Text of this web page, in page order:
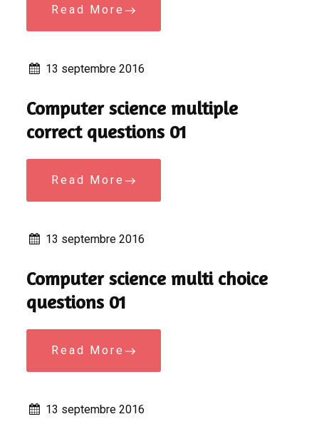
Read More
13 septembre 2016
Computer science multiple
correct questions 01
Read More
13 septembre 2016
Computer science multi choice
questions 01
Read More
13 septembre 2016